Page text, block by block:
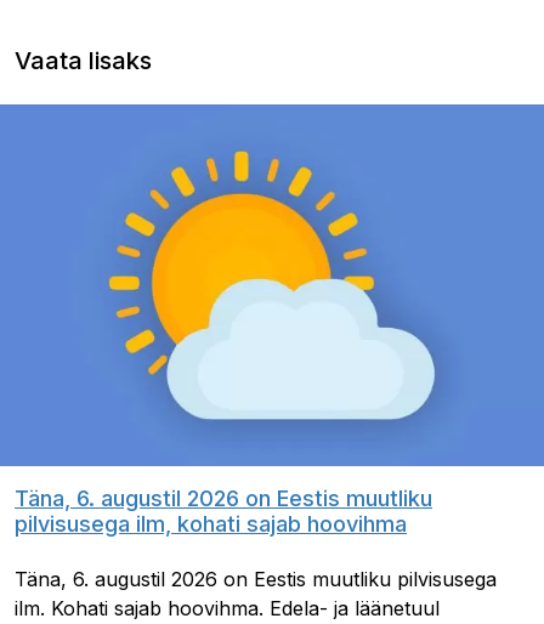
Vaata lisaks
Täna, 6. augustil 2026 on Eestis muutliku
pilvisusega ilm, kohati sajab hoovihma
Täna, 6. augustil 2026 on Eestis muutliku pilvisusega
ilm. Kohati sajab hoovihma. Edela- ja läänetuul